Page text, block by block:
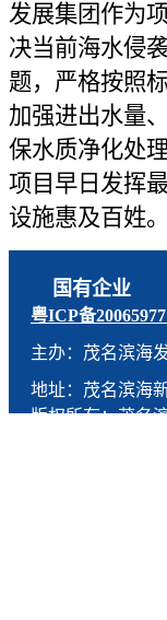
发展集团作为
决当前海水侵
题，严格按照
加强进出水量
保水质净化处
项目早日发挥
设施惠及百姓
国有企业
粤ICP备
主办：茂名滨海
地址：茂名滨海
版权所有：茂名